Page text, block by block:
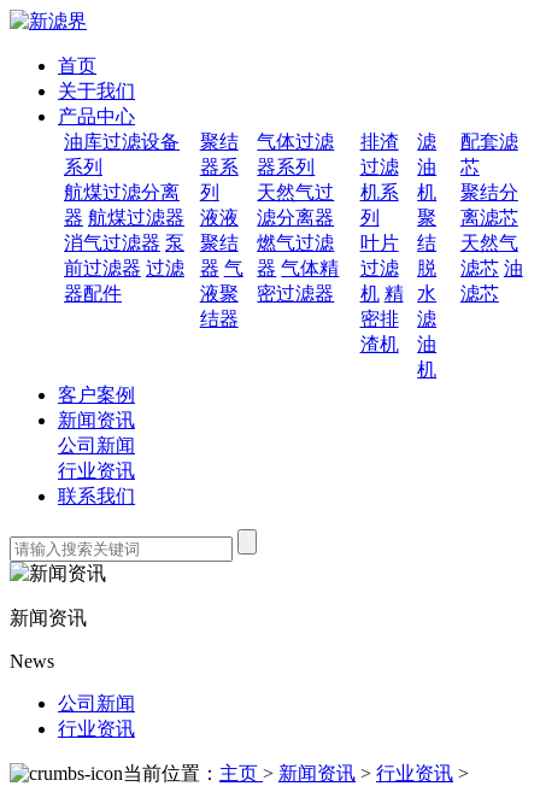
首页
关于我们
产品中心
油库过滤设备
系列
航煤过滤分离
器 航煤过滤器
消气过滤器 泵
前过滤器 过滤
器配件
聚结
器系
列
液液
聚结
器 气
液聚
结器
气体过滤
器系列
天然气过
滤分离器
燃气过滤
器 气体精
密过滤器
排渣
过滤
机系
列
叶片
过滤
机 精
密排
渣机
滤
油
机
聚
结
脱
水
滤
油
机
配套滤
芯
聚结分
离滤芯
天然气
滤芯 油
滤芯
客户案例
新闻资讯
公司新闻
行业资讯
联系我们
新闻资讯
News
公司新闻
行业资讯
当前位置： 主页 > 新闻资讯 > 行业资讯 >